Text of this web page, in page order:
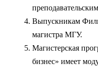
Выпускникам
магистра МГУ.
Магистерская
бизнес» имеет